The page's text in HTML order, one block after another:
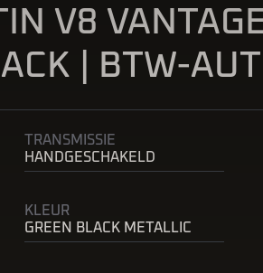
V8
| BTW-
TRANSMISSIE
HANDGESCHAKELD
KLEUR
GREEN BLACK METALLIC